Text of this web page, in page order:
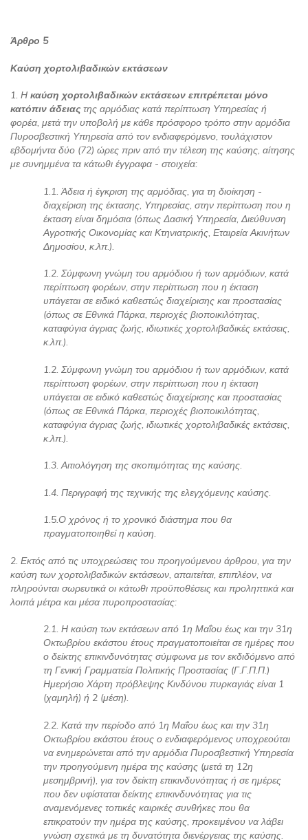
Άρθρο 5
Καύση χορτολιβαδικών εκτάσεων
1. Η καύση χορτολιβαδικών εκτάσεων επιτρέπεται μόνο
κατόπιν άδειας της αρμόδιας κατά περίπτωση Υπηρεσίας ή
φορέα, μετά την υποβολή με κάθε πρόσφορο τρόπο στην αρμόδια
Πυροσβεστική Υπηρεσία από τον ενδιαφερόμενο, τουλάχιστον
εβδομήντα δύο (72) ώρες πριν από την τέλεση της καύσης, αίτησης
με συνημμένα τα κάτωθι έγγραφα - στοιχεία:
1.1. Άδεια ή έγκριση της αρμόδιας, για τη διοίκηση -
διαχείριση της έκτασης, Υπηρεσίας, στην περίπτωση που η
έκταση είναι δημόσια (όπως Δασική Υπηρεσία, Διεύθυνση
Αγροτικής Οικονομίας και Κτηνιατρικής, Εταιρεία Ακινήτων
Δημοσίου, κ.λπ.).
1.2. Σύμφωνη γνώμη του αρμόδιου ή των αρμόδιων, κατά
περίπτωση φορέων, στην περίπτωση που η έκταση
υπάγεται σε ειδικό καθεστώς διαχείρισης και προστασίας
(όπως σε Εθνικά Πάρκα, περιοχές βιοποικιλότητας,
καταφύγια άγριας ζωής, ιδιωτικές χορτολιβαδικές εκτάσεις,
κ.λπ.).
1.2. Σύμφωνη γνώμη του αρμόδιου ή των αρμόδιων, κατά
περίπτωση φορέων, στην περίπτωση που η έκταση
υπάγεται σε ειδικό καθεστώς διαχείρισης και προστασίας
(όπως σε Εθνικά Πάρκα, περιοχές βιοποικιλότητας,
καταφύγια άγριας ζωής, ιδιωτικές χορτολιβαδικές εκτάσεις,
κ.λπ.).
1.3. Αιτιολόγηση της σκοπιμότητας της καύσης.
1.4. Περιγραφή της τεχνικής της ελεγχόμενης καύσης.
1.5.Ο χρόνος ή το χρονικό διάστημα που θα
πραγματοποιηθεί η καύση.
2. Εκτός από τις υποχρεώσεις του προηγούμενου άρθρου, για την
καύση των χορτολιβαδικών εκτάσεων, απαιτείται, επιπλέον, να
πληρούνται σωρευτικά οι κάτωθι προϋποθέσεις και προληπτικά και
λοιπά μέτρα και μέσα πυροπροστασίας:
2.1. Η καύση των εκτάσεων από 1η Μαΐου έως και την 31η
Οκτωβρίου εκάστου έτους πραγματοποιείται σε ημέρες που
ο δείκτης επικινδυνότητας σύμφωνα με τον εκδιδόμενο από
τη Γενική Γραμματεία Πολιτικής Προστασίας (Γ.Γ.Π.Π.)
Ημερήσιο Χάρτη πρόβλεψης Κινδύνου πυρκαγιάς είναι 1
(χαμηλή) ή 2 (μέση).
2.2. Κατά την περίοδο από 1η Μαΐου έως και την 31η
Οκτωβρίου εκάστου έτους ο ενδιαφερόμενος υποχρεούται
να ενημερώνεται από την αρμόδια Πυροσβεστική Υπηρεσία
την προηγούμενη ημέρα της καύσης (μετά τη 12η
μεσημβρινή), για τον δείκτη επικινδυνότητας ή σε ημέρες
που δεν υφίσταται δείκτης επικινδυνότητας για τις
αναμενόμενες τοπικές καιρικές συνθήκες που θα
επικρατούν την ημέρα της καύσης, προκειμένου να λάβει
γνώση σχετικά με τη δυνατότητα διενέργειας της καύσης.